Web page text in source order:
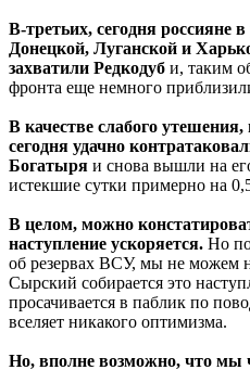
В-третьих, сегодня россияне
Донецкой, Луганской и
захватили Редкодуб и, таким
фронта еще немного
В качестве слабого
сегодня удачно
Богатыря и снова вышли на
истекшие сутки примерно на
В целом, можно
наступление ускоряется. Но
об резервах ВСУ, мы не можем
Сырский собирается это
просачивается в паблик по
вселяет никакого оптимизма.
Но, вполне возможно, что мы